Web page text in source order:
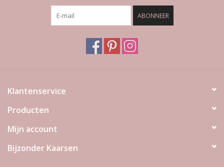
ABONNEER
Klantenservice
Producten
Mijn account
Bijzonder Kaarsen